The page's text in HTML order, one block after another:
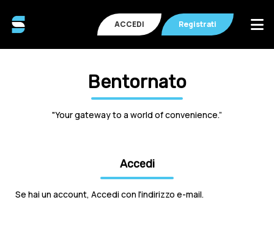
ACCEDI Registrati
Bentornato
"Your gateway to a world of convenience.”
Accedi
Se hai un account, Accedi con l'indirizzo e-mail.